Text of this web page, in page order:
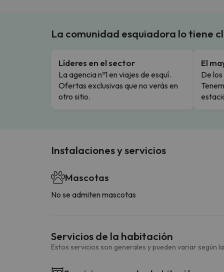
La comunidad esquiadora lo tiene
Líderes en el sector
La agencia nº1 en viajes de esquí.
Ofertas exclusivas que no verás en
otro sitio.
El
De
Instalaciones y servicios
Mascotas
No se admiten mascotas
Servicios de la habitación
Estos servicios son generales y pueden variar según